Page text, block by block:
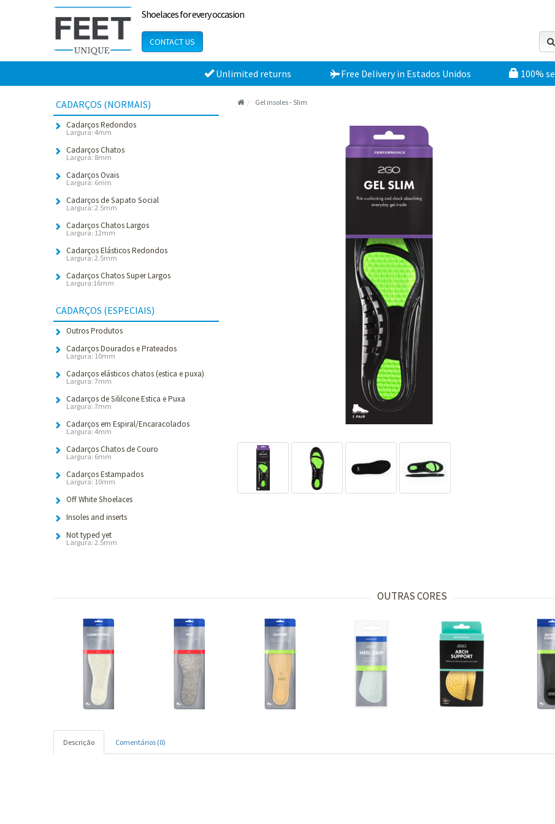
Shoelaces for every occasion
CONTACT US
Unlimited returns Free Deliveryin Estados Unidos 100%
CADARÇOS (NORMAIS)
Cadarços Redondos
Largura: 4mm
Cadarços Chatos
Largura: 8mm
Cadarços Ovais
Largura: 6mm
Cadarços de Sapato Social
Largura: 2.5mm
Cadarços Chatos Largos
Largura: 12mm
Cadarços Elásticos Redondos
Largura: 2.5mm
Cadarços Chatos Super Largos
Largura:16mm
CADARÇOS (ESPECIAIS)
Outros Produtos
Cadarços Dourados e Prateados
Largura: 10mm
Cadarços elásticos chatos (estica e puxa)
Largura: 7mm
Cadarços de Sililcone Estica e Puxa
Largura: 7mm
Cadarços em Espiral/Encaracolados
Largura: 4mm
Cadarços Chatos de Couro
Largura: 6mm
Cadarços Estampados
Largura: 10mm
Off White Shoelaces
Insoles and inserts
Not typed yet
Largura: 2.5mm
Gel insoles - Slim
OUTRAS CORES
Descrição Comentários (0)